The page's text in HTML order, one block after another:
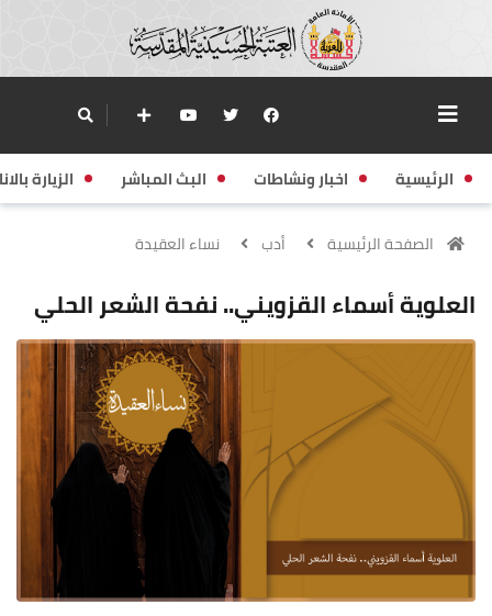
الرئيسية اخبار ونشاطات البث المباشر الزيارة
الصفحة الرئيسية أدب نساء العقيدة
العلوية أسماء القزويني.. نفحة الشعر الحلي